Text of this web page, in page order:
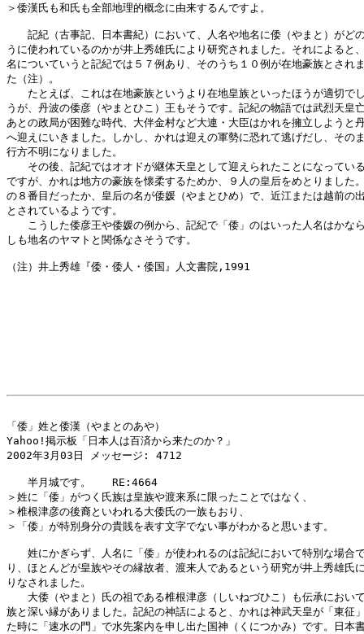
＞倭漢氏も和氏も全部地理的概念に由来するんですよ。
記紀（古事記、日本書紀）において、人名や地名に倭（やまと）がど
うに使われているのかが井上秀雄氏により研究されました。それによると
名についていうと記紀では５７例あり、そのうち１０例が在地豪族とされ
た（注）。
たとえば、これは在地豪族というより在地皇族といったほうが適切で
うが、丹波の倭彦（やまとひこ）王もそうです。記紀の物語では武烈天皇
あとの政局が困難な時代、大伴金村など大連・大臣はかれを擁立しようと
へ迎えにいきました。しかし、かれは迎えの軍勢に恐れて逃げだし、その
行方不明になりました。
その後、記紀ではオオドが継体天皇として迎えられたことになってい
ですが、かれは地方の豪族を懐柔するためか、９人の皇后をめとりました
の８番目だったか、皇后の名が倭媛（やまとひめ）で、近江または越前の
とされているようです。
こうした倭彦王や倭媛の例から、記紀で「倭」のはいった人名はかな
しも地名のヤマトと関係なさそうです。
（注）井上秀雄『倭・倭人・倭国』人文書院,1991
「倭」姓と倭漢（やまとのあや）
Yahoo!掲示板「日本人は百済から来たのか？」
2002年3月03日 メッセージ: 4712
半月城です。　　RE:4664
＞姓に「倭」がつく氏族は皇族や渡来系に限ったことではなく、
＞椎根津彦の後裔といわれる大倭氏の一族もおり、
＞「倭」が特別身分の貴賎を表す文字でない事がわかると思います。
姓にかぎらず、人名に「倭」が使われるのは記紀において特別な場合
り、ほとんどが皇族やその縁故者、渡来人であるという研究が井上秀雄氏
りなされました。
大倭（やまと）氏の祖である椎根津彦（しいねづひこ）も伝承におい
族と深い縁がありました。記紀の神話によると、かれは神武天皇が「東征
た時に「速水の門」で水先案内を申し出た国神（くにつかみ）です。日本